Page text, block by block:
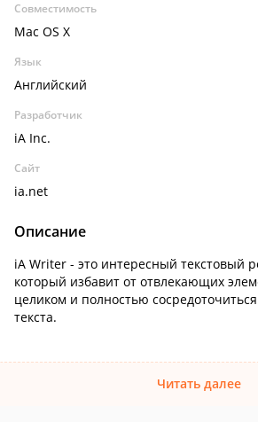
Совместимость
Mac OS X
Язык
Английский
Разработчик
iA Inc.
Сайт
ia.net
Описание
iA Writer - это интересный текстовый
который избавит от отвлекающих
целиком и полностью
текста.
Читать далее